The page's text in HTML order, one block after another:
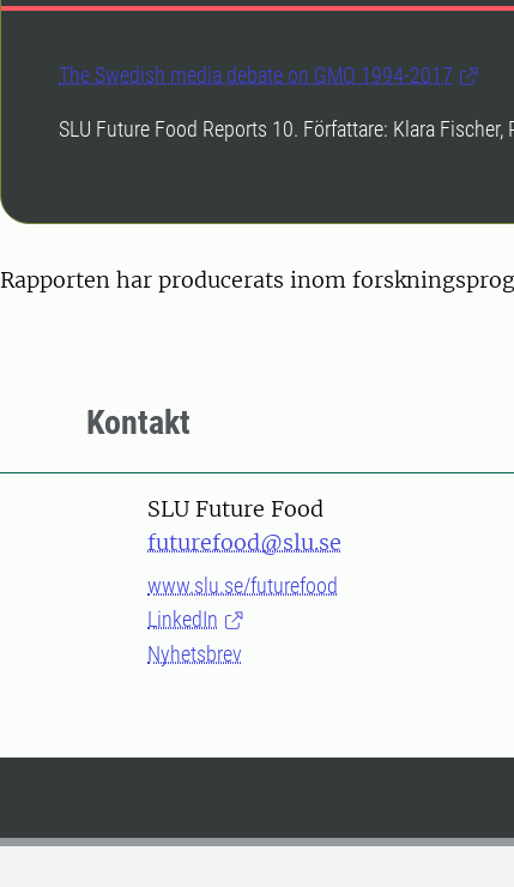
The Swedish media debate on GMO 1994-2017
SLU Future Food Reports 10. Författare: Klara
Rapporten har producerats inom
Kontakt
SLU Future Food
futurefood@slu.se
www.slu.se/futurefood
LinkedIn
Nyhetsbrev